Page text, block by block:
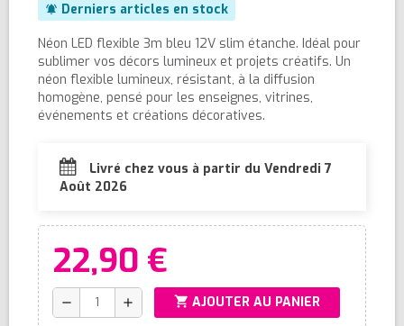
(1 avis)
notifications_active Derniers articles en stock
Néon LED flexible 3m bleu 12V slim étanche. Idéal pour
sublimer vos décors lumineux et projets créatifs. Un
néon flexible lumineux, résistant, à la diffusion
homogène, pensé pour les enseignes, vitrines,
événements et créations décoratives.
Livré chez vous à partir du Vendredi 7
Août 2026
22,90 €
remove add shopping_cart AJOUTER AU PANIER